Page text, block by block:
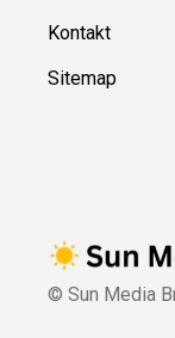
Kontakt
Sitemap
© Sun Media